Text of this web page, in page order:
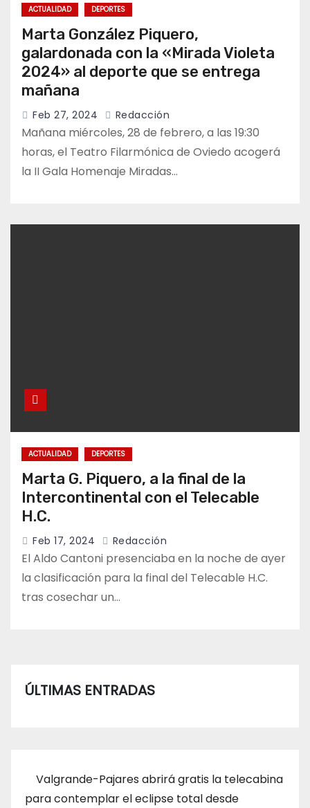
ACTUALIDAD DEPORTES
Marta González Piquero,
galardonada con la «Mirada Violeta
2024» al deporte que se entrega
mañana
Feb 27, 2024 Redacción
Mañana miércoles, 28 de febrero, a las 19:30
horas, el Teatro Filarmónica de Oviedo acogerá
la II Gala Homenaje Miradas…
ACTUALIDAD DEPORTES
Marta G. Piquero, a la final de la
Intercontinental con el Telecable
H.C.
Feb 17, 2024 Redacción
El Aldo Cantoni presenciaba en la noche de ayer
la clasificación para la final del Telecable H.C.
tras cosechar un…
ÚLTIMAS ENTRADAS
Valgrande-Pajares abrirá gratis la telecabina
para contemplar el eclipse total desde